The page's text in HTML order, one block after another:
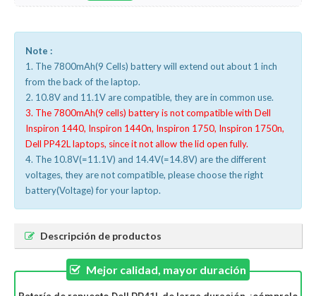
Note :
1. The 7800mAh(9 Cells) battery will extend out about 1 inch
from the back of the laptop.
2. 10.8V and 11.1V are compatible, they are in common use.
3. The 7800mAh(9 cells) battery is not compatible with Dell
Inspiron 1440, Inspiron 1440n, Inspiron 1750, Inspiron 1750n,
Dell PP42L laptops, since it not allow the lid open fully.
4. The 10.8V(=11.1V) and 14.4V(=14.8V) are the different
voltages, they are not compatible, please choose the right
battery(Voltage) for your laptop.
Descripción de productos
Mejor calidad, mayor duración